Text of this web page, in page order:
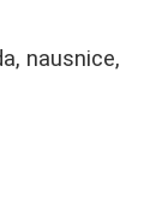
nausnice,